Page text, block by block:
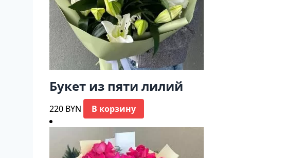
Букет из пяти лилий
220 BYN В корзину